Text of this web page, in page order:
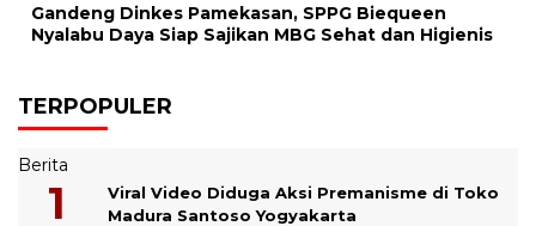
Gandeng Dinkes Pamekasan, SPPG Biequeen
Nyalabu Daya Siap Sajikan MBG Sehat dan Higienis
TERPOPULER
Berita
Viral Video Diduga Aksi Premanisme di Toko
Madura Santoso Yogyakarta